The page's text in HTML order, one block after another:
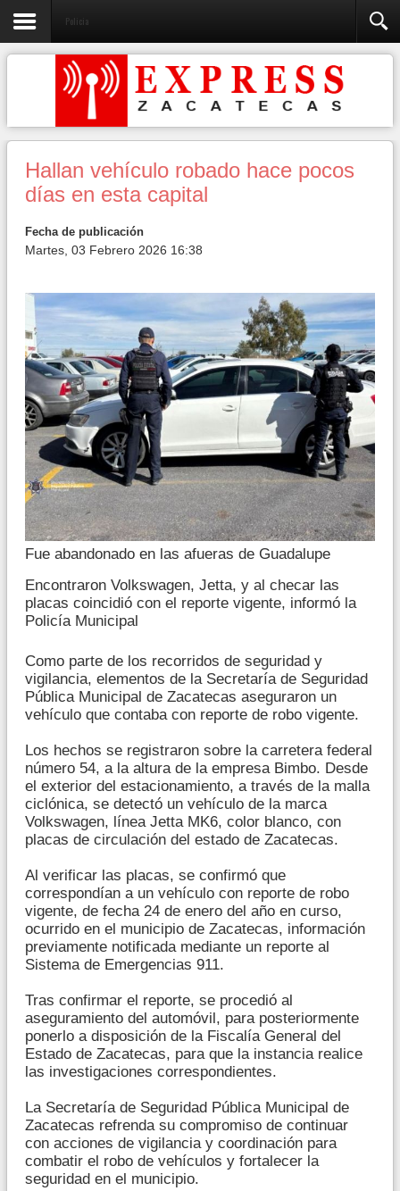
Policia
Hallan vehículo robado hace pocos
días en esta capital
Fecha de publicación
Martes, 03 Febrero 2026 16:38
Fue abandonado en las afueras de Guadalupe
Encontraron Volkswagen, Jetta, y al checar las
placas coincidió con el reporte vigente, informó la
Policía Municipal
Como parte de los recorridos de seguridad y
vigilancia, elementos de la Secretaría de Seguridad
Pública Municipal de Zacatecas aseguraron un
vehículo que contaba con reporte de robo vigente.
Los hechos se registraron sobre la carretera federal
número 54, a la altura de la empresa Bimbo. Desde
el exterior del estacionamiento, a través de la malla
ciclónica, se detectó un vehículo de la marca
Volkswagen, línea Jetta MK6, color blanco, con
placas de circulación del estado de Zacatecas.
Al verificar las placas, se confirmó que
correspondían a un vehículo con reporte de robo
vigente, de fecha 24 de enero del año en curso,
ocurrido en el municipio de Zacatecas, información
previamente notificada mediante un reporte al
Sistema de Emergencias 911.
Tras confirmar el reporte, se procedió al
aseguramiento del automóvil, para posteriormente
ponerlo a disposición de la Fiscalía General del
Estado de Zacatecas, para que la instancia realice
las investigaciones correspondientes.
La Secretaría de Seguridad Pública Municipal de
Zacatecas refrenda su compromiso de continuar
con acciones de vigilancia y coordinación para
combatir el robo de vehículos y fortalecer la
seguridad en el municipio.